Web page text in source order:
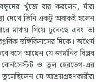
খুঁজে বার করলেন, যাঁরা
দেখে তিনি একটু অবাকই হলেন
মাথায় গিয়ে ঢুকেছে এবং তা
ভঙ্গিবিলাসের দিকে। অধৈর্য
বসে আছেন যে জার্মানির বিপ্লব
বোর্নসেস্টট ও তুল হেরভেগ-এর
যে আশ্রয়গ্রহণকারীরা